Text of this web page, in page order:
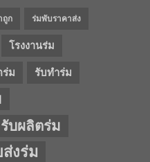
ถูก ร่มพับราคาส่ง
โรงงานร่ม
ร่ม รับทำร่ม
รับผลิตร่ม
งร่ม